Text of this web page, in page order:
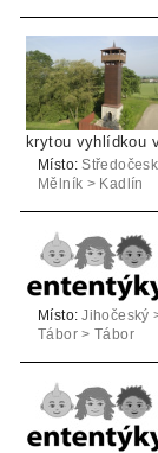
krytou vyhlídkou
Místo:
Mělník > Kadlín
Místo: Jihočeský
Tábor > Tábor